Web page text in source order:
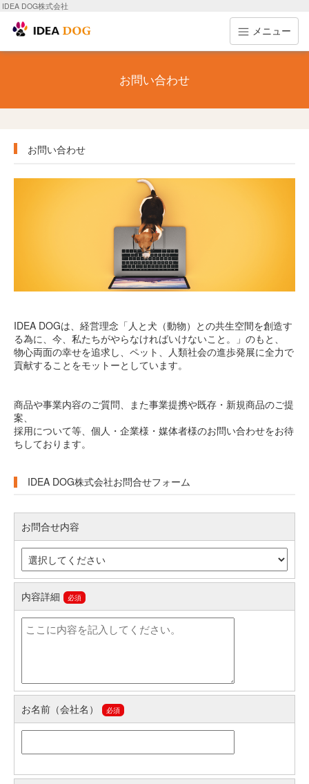
IDEA DOG株式会社
メニュー
お問い合わせ
お問い合わせ
IDEA DOGは、経営理念「人と犬（動物）との共生空間を創造す
る為に、今、私たちがやらなければいけないこと。」のもと、
物心両面の幸せを追求し、ペット、人類社会の進歩発展に全力で
貢献することをモットーとしています。
商品や事業内容のご質問、また事業提携や既存・新規商品のご提
案、
採用について等、個人・企業様・媒体者様のお問い合わせをお待
ちしております。
IDEA DOG株式会社お問合せフォーム
お問合せ内容
内容詳細 必須
お名前（会社名） 必須